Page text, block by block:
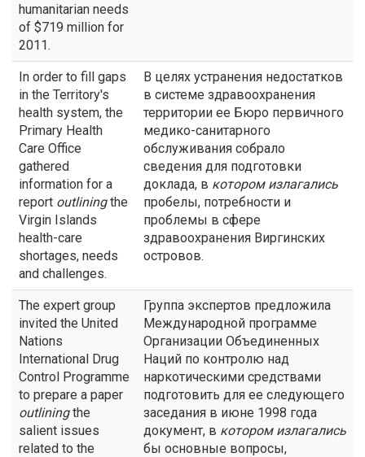
humanitarian needs
of $719 million for
2011.
In order to fill gaps
in the Territory's
health system, the
Primary Health
Care Office
gathered
information for a
report outliningthe
Virgin Islands
health-care
shortages, needs
and challenges.
В целях устранения недостатков
в системе здравоохранения
территории ее Бюро первичного
медико-санитарного
обслуживания собрало
сведения для подготовки
доклада, в котором излагались
пробелы, потребности и
проблемы в сфере
здравоохранения Виргинских
островов.
The expert group
invited the United
Nations
International Drug
Control Programme
to prepare a paper
outliningthe
salient issues
related to the
Группа экспертов предложила
Международной программе
Организации Объединенных
Наций по контролю над
наркотическими средствами
подготовить для ее следующего
заседания в июне 1998 года
документ, в котором излагались
бы основные вопросы,